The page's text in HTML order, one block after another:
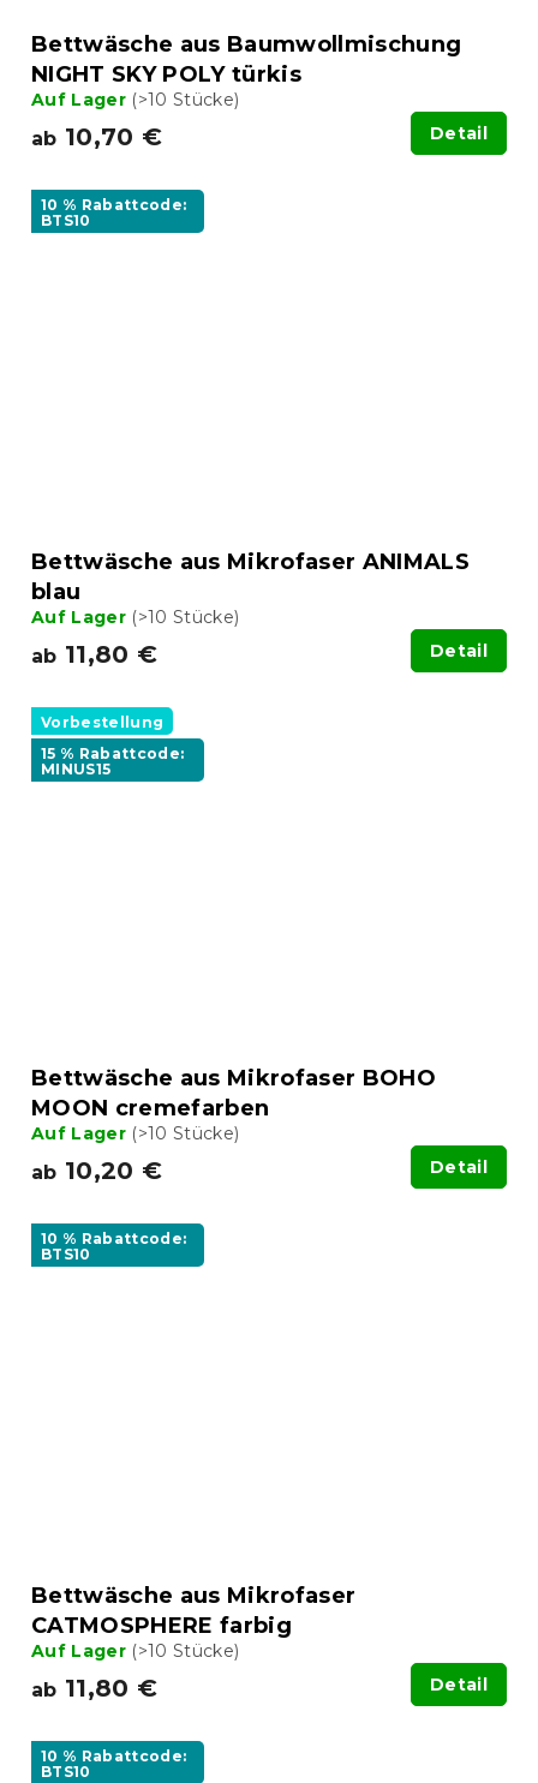
Bettwäsche aus Baumwollmischung
NIGHT SKY POLY türkis
Auf Lager (>10 Stücke)
ab 10,70 € Detail
10 % Rabattcode:
BTS10
Bettwäsche aus Mikrofaser ANIMALS
blau
Auf Lager (>10 Stücke)
ab 11,80 € Detail
Vorbestellung
15 % Rabattcode:
MINUS15
Bettwäsche aus Mikrofaser BOHO
MOON cremefarben
Auf Lager (>10 Stücke)
ab 10,20 € Detail
10 % Rabattcode:
BTS10
Bettwäsche aus Mikrofaser
CATMOSPHERE farbig
Auf Lager (>10 Stücke)
ab 11,80 € Detail
10 % Rabattcode:
BTS10